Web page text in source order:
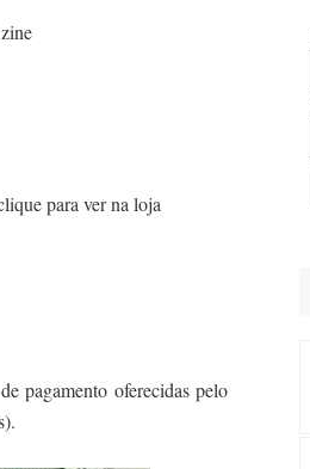
para ver na loja
pagamento oferecidas pelo